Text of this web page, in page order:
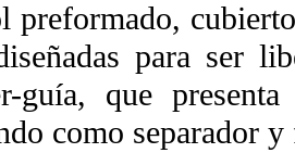
preformado,
para ser
guía, que
como separador